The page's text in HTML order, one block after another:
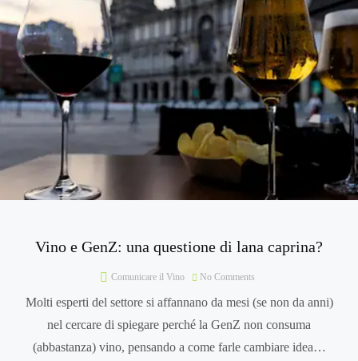
Vino e GenZ: una questione di lana caprina?
Comunicare il Vino No Comments
Molti esperti del settore si affannano da mesi (se non da anni)
nel cercare di spiegare perché la GenZ non consuma
(abbastanza) vino, pensando a come farle cambiare idea…